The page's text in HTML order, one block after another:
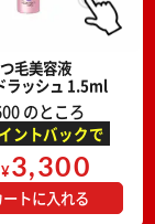
毛美容液
ラッシュ 1.5ml
のところ
ントバックで
¥3,300
ートに入れる